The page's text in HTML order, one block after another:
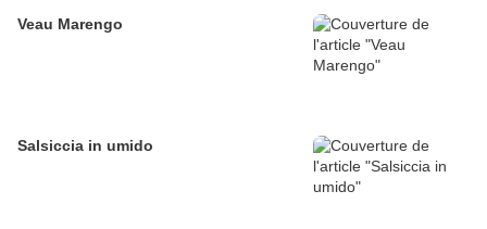
Veau Marengo
Salsiccia in umido